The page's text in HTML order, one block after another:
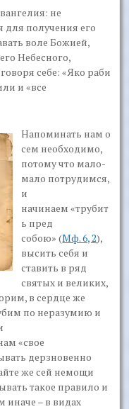
не
для получения его
воле Божией,
Небесного,
себе:«Яко раби
и«все
Напоминать нам о
сем необходимо,
потому что мало-
мало потрудимся,
и
начинаем«трубит
ь пред
собою» (Мф. 6, 2),
высить себя и
ставить в ряд
святых и великих,
в сердце же
по неразумию и
«свое
дерзновенно
же сей немощи
такое правило и
иначе – в видах